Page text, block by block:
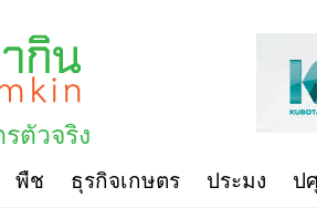
ตัวจริง
พืช ธุรกิจเกษตร ประมง ป